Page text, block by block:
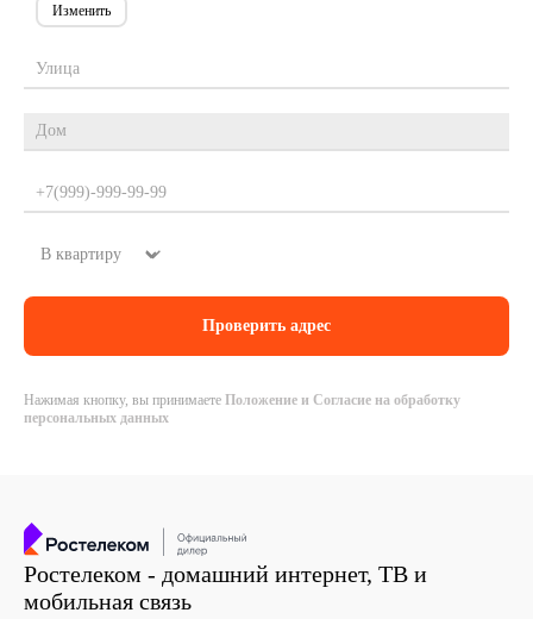
Изменить
Нажимая кнопку, вы принимаете Положение и Согласие на обработку
персональных данных
Ростелеком - домашний интернет, ТВ и
мобильная связь